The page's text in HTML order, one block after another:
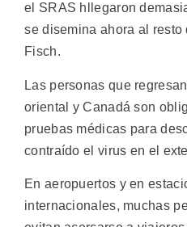
el SRAS hllegaron
se disemina ahora al
Fisch.
Las personas que
oriental y Canadá son
pruebas médicas para
contraído el virus en el
En aeropuertos y en
internacionales, muchas